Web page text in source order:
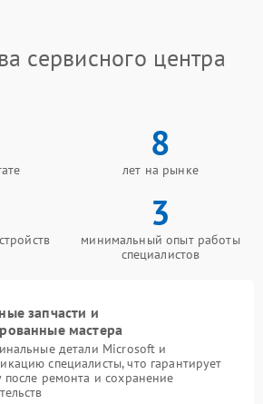
сервисного центра
8
лет на рынке
3
минимальный опыт работы
специалистов
запчасти и
мастера
детали Microsoft и
специалисты, что гарантирует
ремонта и сохранение